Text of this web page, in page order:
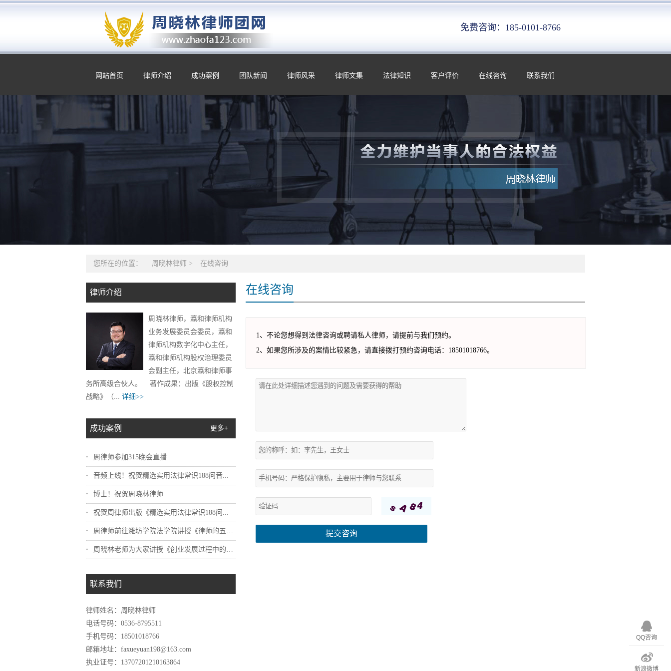
免费咨询：185-0101-8766
网站首页 律师介绍 成功案例 团队新闻 律师风采 律师文集 法律知识 客户评价 在线咨询 联系我们
您所在的位置： 周晓林律师 > 在线咨询
律师介绍
周晓林律师，瀛和律师机构
业务发展委员会委员，瀛和
律师机构数字化中心主任，
瀛和律师机构股权治理委员
会副主任，北京瀛和律师事
务所高级合伙人。 著作成果：出版《股权控制
战略》（... 详细>>
成功案例 更多+
周律师参加315晚会直播
音频上线！祝贺精选实用法律常识188问音...
博士！祝贺周晓林律师
祝贺周律师出版《精选实用法律常识188问...
周律师前往潍坊学院法学院讲授《律师的五重...
周晓林老师为大家讲授《创业发展过程中的那...
联系我们
律师姓名：周晓林律师
电话号码：0536-8795511
手机号码：18501018766
邮箱地址：faxueyuan198@163.com
执业证号：13707201210163864
在线咨询
1、不论您想得到法律咨询或聘请私人律师，请提前与我们预约。
2、如果您所涉及的案情比较紧急，请直接拨打预约咨询电话：18501018766。
提交咨询
QQ咨询
新浪微博